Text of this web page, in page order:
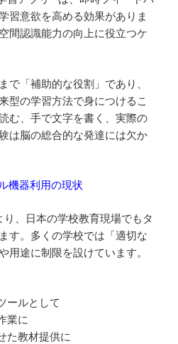
習意欲を高める効果がありま
間認識能力の向上に役立つケ
「補助的な役割」であり、
型の学習方法で身につけるこ
む、手で文字を書く、実際の
は脳の総合的な発達には欠か
機器利用の現状
、日本の学校教育現場でもタ
す。多くの学校では「適切な
用途に制限を設けています。
ールとして
業に
た教材提供に